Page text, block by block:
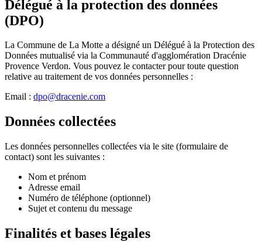
Délégué à la protection des données
(DPO)
La Commune de La Motte a désigné un Délégué à la Protection des
Données mutualisé via la Communauté d'agglomération Dracénie
Provence Verdon. Vous pouvez le contacter pour toute question
relative au traitement de vos données personnelles :
Email : dpo@dracenie.com
Données collectées
Les données personnelles collectées via le site (formulaire de
contact) sont les suivantes :
Nom et prénom
Adresse email
Numéro de téléphone (optionnel)
Sujet et contenu du message
Finalités et bases légales